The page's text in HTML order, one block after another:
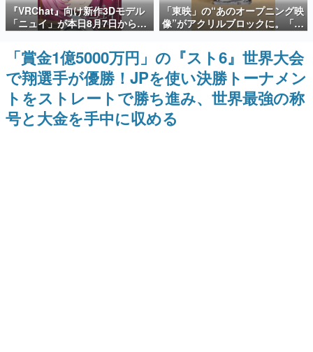
SNS拡散数が数千以上！ ページビュー数万以上！ などな
ど。多くの人々に読まれた、電ファミ渾身の“殿堂入り”記
事をまとめました。
ゲームの企画書
名作ゲームクリエイターの方々に製作時のエピソードをお
聞きし、ヒットする企画（ゲーム）とは何か？を探ってい
きます。
赫本
この物語を解いてはいけない。『赫本』は、〈試験問題〉
『VRChat』向け新作3Dモデル
「ニュイ」が本日8月7日から
BOOTHにて発売。瞳に光る星
や感情豊かな表情が、小悪魔か
わいい
「東映」の“あのオープニング映
像”がアクリルブロックに。「東
映ヒストリカル グッズコレクシ
ョン」が8月下旬より発売
「賞金1億5000万円」の『スト6』世界大会
で翔選手が優勝！JPを使い決勝トーナメン
トをストレートで勝ち進み、世界最強の称
号と大金を手中に収める